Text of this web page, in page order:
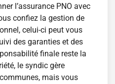
l’assurance PNO avec
confiez la gestion de
celui-ci peut vous
des garanties et des
finale reste la
le syndic gère
mais vous